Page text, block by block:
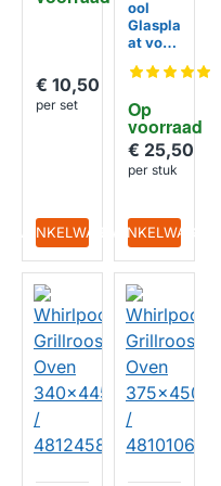
€ 10,50
per set
IN WINKELWAGEN
Op
voorraad
ool
Glaspla
at voor
st
0892 /
C0004
1968 /
C0062
8270
€ 25,50
per stuk
IN WINKELWAGEN